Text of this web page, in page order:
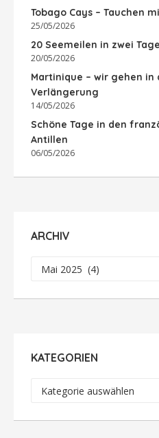
Tobago Cays – Tauchen
25/05/2026
20 Seemeilen in zwei
20/05/2026
Martinique – wir gehen in
Verlängerung
14/05/2026
Schöne Tage in den
Antillen
06/05/2026
ARCHIV
Archiv
KATEGORIEN